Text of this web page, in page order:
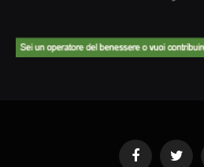
FacebookTwitter